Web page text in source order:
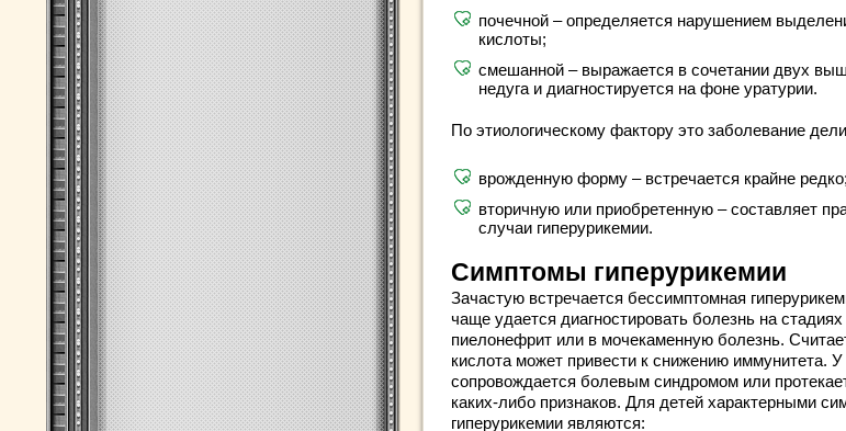
почечной – определяется нарушением
кислоты;
смешанной – выражается в сочетании двух
недуга и диагностируется на фоне уратурии.
По этиологическому фактору это заболевание
врожденную форму – встречается крайне редко;
вторичную или приобретенную – составляет
случаи гиперурикемии.
Симптомы гиперурикемии
Зачастую встречается бессимптомная
чаще удается диагностировать болезнь на
пиелонефрит или в мочекаменную болезнь.
кислота может привести к снижению иммунитета.
сопровождается болевым синдромом или
каких-либо признаков. Для детей характерными
гиперурикемии являются: